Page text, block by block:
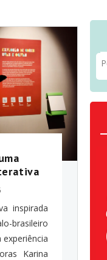
inspirada
brasileiro
Karina